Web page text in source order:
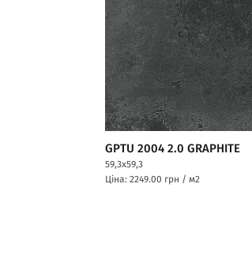
GPTU 2004 2.0 GRAPHITE
59,3x59,3
Ціна: 2249.00 грн / м2